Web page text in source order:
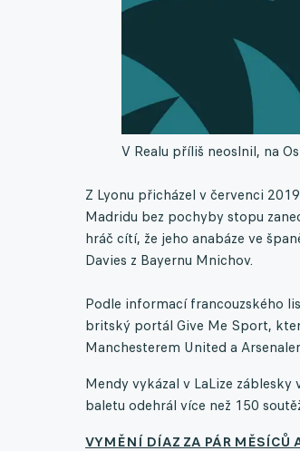
V Realu příliš neoslnil, na
Z Lyonu přicházel v červenci
Madridu bez pochyby stopu
hráč cítí, že jeho anabáze ve
Davies z Bayernu Mnichov.
Podle informací francouzského
britský portál Give Me Sport,
Manchesterem United a
Mendy vykázal v LaLize
baletu odehrál více než 150
VYMĚNÍ DÍAZ ZA PÁR MĚSÍCŮ